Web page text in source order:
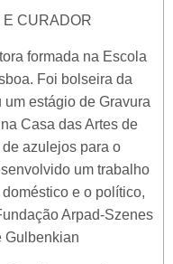
E CURADOR
formada na Escola
Foi bolseira da
estágio de Gravura
Casa das Artes de
azulejos para o
um trabalho
e o político,
Arpad-Szenes
Gulbenkian